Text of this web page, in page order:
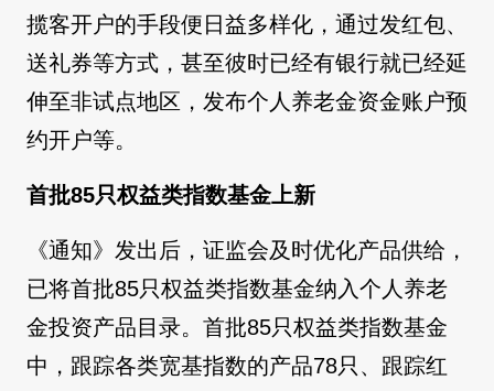
揽客开户的手段便日益多样化，通过发红包、
送礼券等方式，甚至彼时已经有银行就已经延
伸至非试点地区，发布个人养老金资金账户预
约开户等。
首批85只权益类指数基金上新
《通知》发出后，证监会及时优化产品供给，
已将首批85只权益类指数基金纳入个人养老
金投资产品目录。首批85只权益类指数基金
中，跟踪各类宽基指数的产品78只、跟踪红